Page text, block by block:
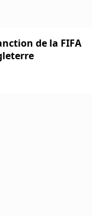
de la FIFA